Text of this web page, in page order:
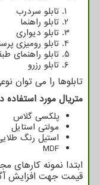
تابلو سردرب
تابلو راهنما
تابلو دیواری
تابلو رومیزی
تابلو راهنمای
تابلو رزرو
تابلوها را می توان
متریال مورد
پلکسی گلاس
مولتی استایل
استیل رنگ
MDF
ابتدا نمونه کارهای
قیمت جهت افزایش